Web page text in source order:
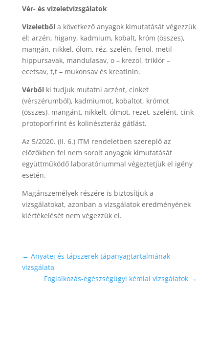
Vér- és vizeletvizsgálatok
Vizeletbőla következő anyagok kimutatását végezzük
el: arzén, higany, kadmium, kobalt, króm (összes),
mangán, nikkel, ólom, réz, szelén, fenol, metil –
hippursavak, mandulasav, o – krezol, triklór –
ecetsav, t,t – mukonsav és kreatinin.
Vérbőlki tudjuk mutatni arzént, cinket
(vérszérumból), kadmiumot, kobaltot, krómot
(összes), mangánt, nikkelt, ólmot, rezet, szelént, cink-
protoporfirint és kolinészteráz gátlást.
Az 5/2020. (II. 6.) ITM rendeletben szereplő az
előzőkben fel nem sorolt anyagok kimutatását
együttműködő laboratóriummal végeztetjük el igény
esetén.
Magánszemélyek részére is biztosítjuk a
vizsgálatokat, azonban a vizsgálatok eredményének
kiértékelését nem végezzük el.
← Anyatej és tápszerek tápanyagtartalmának
vizsgálata
Foglalkozás-egészségügyi kémiai vizsgálatok →